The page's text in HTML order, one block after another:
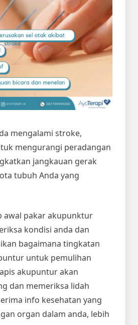
mengalami stroke,
mengurangi peradangan
jangkauan gerak
tubuh Anda yang
awal pakar akupunktur
kondisi anda dan
bagaimana tingkatan
untuk pemulihan
akupuntur akan
dan memeriksa lidah
info kesehatan yang
organ dalam anda, lebih